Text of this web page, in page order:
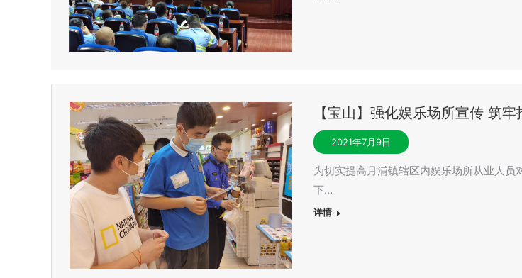
【宝山】强化娱乐场所宣传 筑
2021年7月9日
为切实提高月浦镇辖区内娱乐场所从业人
下…
详情